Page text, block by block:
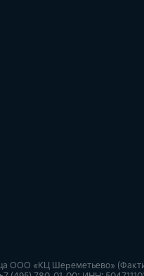
ООО «КЦ Шереметьево»